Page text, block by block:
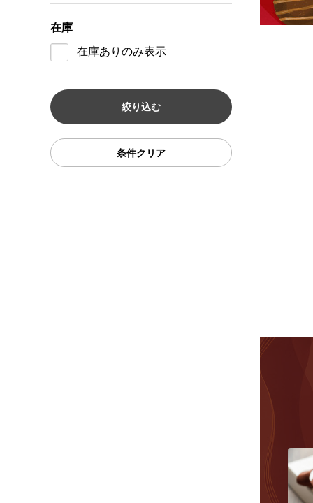
在庫
在庫ありのみ表示
条件クリア